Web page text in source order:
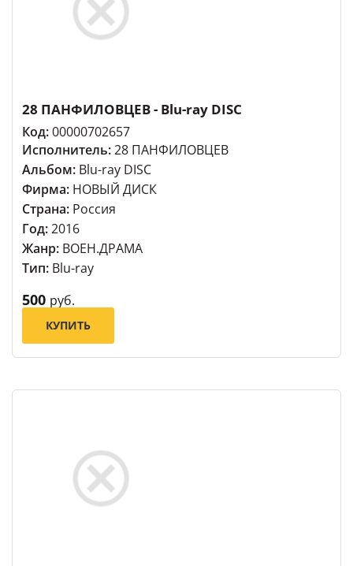
28 ПАНФИЛОВЦЕВ - Blu-ray DISC
Код:00000702657
Исполнитель:28 ПАНФИЛОВЦЕВ
Альбом: Blu-ray DISC
Фирма: НОВЫЙ ДИСК
Страна: Россия
Год:2016
Жанр: ВОЕН.ДРАМА
Тип: Blu-ray
500 руб.
КУПИТЬ